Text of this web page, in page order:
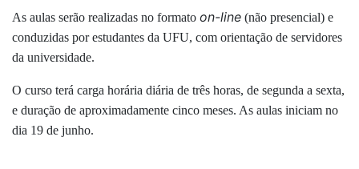
As aulas serão realizadas no formato on-line (não presencial) e
conduzidas por estudantes da UFU, com orientação de servidores
da universidade.
O curso terá carga horária diária de três horas, de segunda a sexta,
e duração de aproximadamente cinco meses. As aulas iniciam no
dia 19 de junho.